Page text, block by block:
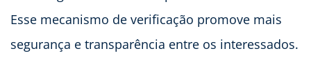
Esse mecanismo de verificação promove mais
segurança e transparência entre os interessados.